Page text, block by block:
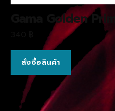
Gama Golden
สั่งซื้อสินค้า